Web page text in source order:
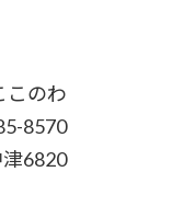
このわ
8570
6820